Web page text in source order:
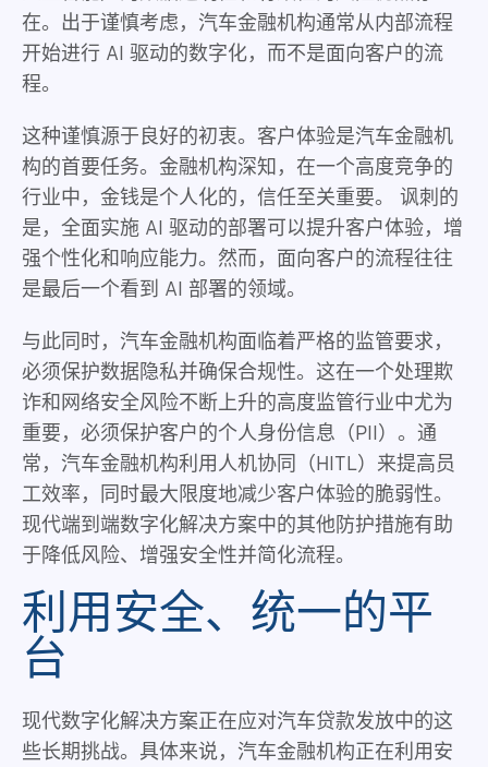
在。出于谨慎考虑，汽车金融机构通常从内部流程
开始进行 AI 驱动的数字化，而不是面向客户的流
程。
这种谨慎源于良好的初衷。客户体验是汽车金融机
构的首要任务。金融机构深知，在一个高度竞争的
行业中，金钱是个人化的，信任至关重要。 讽刺的
是，全面实施 AI 驱动的部署可以提升客户体验，增
强个性化和响应能力。然而，面向客户的流程往往
是最后一个看到 AI 部署的领域。
与此同时，汽车金融机构面临着严格的监管要求，
必须保护数据隐私并确保合规性。这在一个处理欺
诈和网络安全风险不断上升的高度监管行业中尤为
重要，必须保护客户的个人身份信息（PII）。通
常，汽车金融机构利用人机协同（HITL）来提高员
工效率，同时最大限度地减少客户体验的脆弱性。
现代端到端数字化解决方案中的其他防护措施有助
于降低风险、增强安全性并简化流程。
利用安全、统一的平
台
现代数字化解决方案正在应对汽车贷款发放中的这
些长期挑战。具体来说，汽车金融机构正在利用安